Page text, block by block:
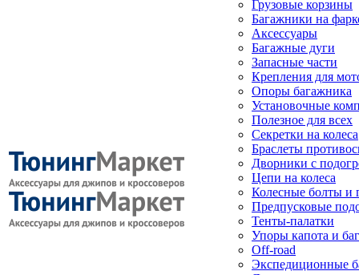
Грузовые корзины
Багажники на
Аксессуары
Багажные дуги
Запасные части
Крепления для
Опоры багажника
Установочные
Полезное для всех
Секретки на колеса
Браслеты
Дворники с
Цепи на колеса
Колесные болты и
Предпусковые
Тенты-палатки
Упоры капота и
Off-road
Экспедиционные